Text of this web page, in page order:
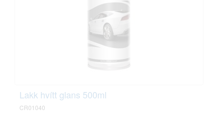
Lakk hvítt glans 500ml
CR01040